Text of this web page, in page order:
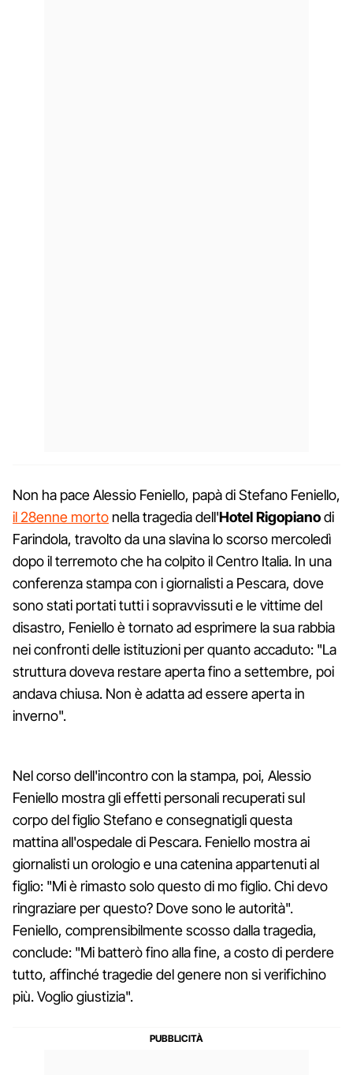
Non ha pace Alessio Feniello, papà di Stefano Feniello,
il 28enne morto nella tragedia dell'Hotel Rigopianodi
Farindola, travolto da una slavina lo scorso mercoledì
dopo il terremoto che ha colpito il Centro Italia. In una
conferenza stampa con i giornalisti a Pescara, dove
sono stati portati tutti i sopravvissuti e le vittime del
disastro, Feniello è tornato ad esprimere la sua rabbia
nei confronti delle istituzioni per quanto accaduto: "La
struttura doveva restare aperta fino a settembre, poi
andava chiusa. Non è adatta ad essere aperta in
inverno".
Nel corso dell'incontro con la stampa, poi, Alessio
Feniello mostra gli effetti personali recuperati sul
corpo del figlio Stefano e consegnatigli questa
mattina all'ospedale di Pescara. Feniello mostra ai
giornalisti un orologio e una catenina appartenuti al
figlio: "Mi è rimasto solo questo di mo figlio. Chi devo
ringraziare per questo? Dove sono le autorità".
Feniello, comprensibilmente scosso dalla tragedia,
conclude: "Mi batterò fino alla fine, a costo di perdere
tutto, affinché tragedie del genere non si verifichino
più. Voglio giustizia".